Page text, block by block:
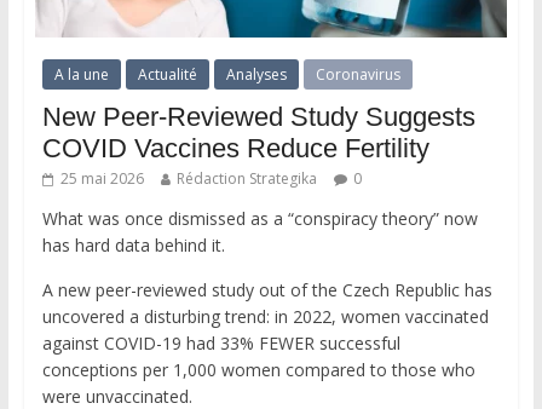
A la une Actualité Analyses Coronavirus
New Peer-Reviewed Study Suggests
COVID Vaccines Reduce Fertility
25 mai 2026 Rédaction Strategika 0
What was once dismissed as a “conspiracy theory” now
has hard data behind it.
A new peer-reviewed study out of the Czech Republic has
uncovered a disturbing trend: in 2022, women vaccinated
against COVID-19 had 33% FEWER successful
conceptions per 1,000 women compared to those who
were unvaccinated.